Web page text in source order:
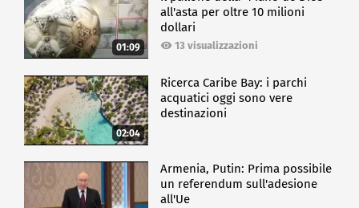
01:09
all'asta per oltre 10 milioni
dollari
13 visualizzazioni
02:04
Ricerca Caribe Bay: i parchi
acquatici oggi sono vere
destinazioni
Armenia, Putin: Prima possibile
un referendum sull'adesione
all'Ue